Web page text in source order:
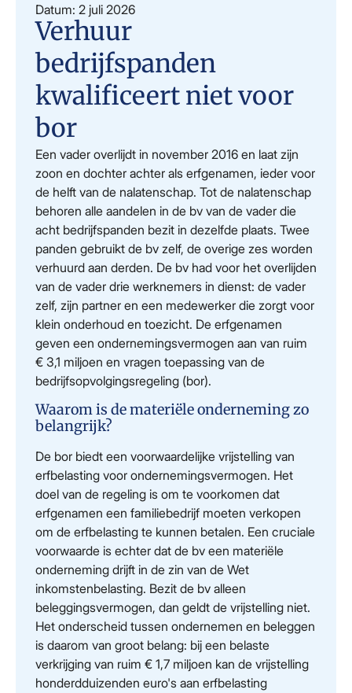
Datum: 2 juli 2026
Verhuur
bedrijfspanden
kwalificeert niet voor
bor
Een vader overlijdt in november 2016 en laat zijn
zoon en dochter achter als erfgenamen, ieder voor
de helft van de nalatenschap. Tot de nalatenschap
behoren alle aandelen in de bv van de vader die
acht bedrijfspanden bezit in dezelfde plaats. Twee
panden gebruikt de bv zelf, de overige zes worden
verhuurd aan derden. De bv had voor het overlijden
van de vader drie werknemers in dienst: de vader
zelf, zijn partner en een medewerker die zorgt voor
klein onderhoud en toezicht. De erfgenamen
geven een ondernemingsvermogen aan van ruim
€ 3,1 miljoen en vragen toepassing van de
bedrijfsopvolgingsregeling (bor).
Waarom is de materiële onderneming zo
belangrijk?
De bor biedt een voorwaardelijke vrijstelling van
erfbelasting voor ondernemingsvermogen. Het
doel van de regeling is om te voorkomen dat
erfgenamen een familiebedrijf moeten verkopen
om de erfbelasting te kunnen betalen. Een cruciale
voorwaarde is echter dat de bv een materiële
onderneming drijft in de zin van de Wet
inkomstenbelasting. Bezit de bv alleen
beleggingsvermogen, dan geldt de vrijstelling niet.
Het onderscheid tussen ondernemen en beleggen
is daarom van groot belang: bij een belaste
verkrijging van ruim € 1,7 miljoen kan de vrijstelling
honderdduizenden euro's aan erfbelasting